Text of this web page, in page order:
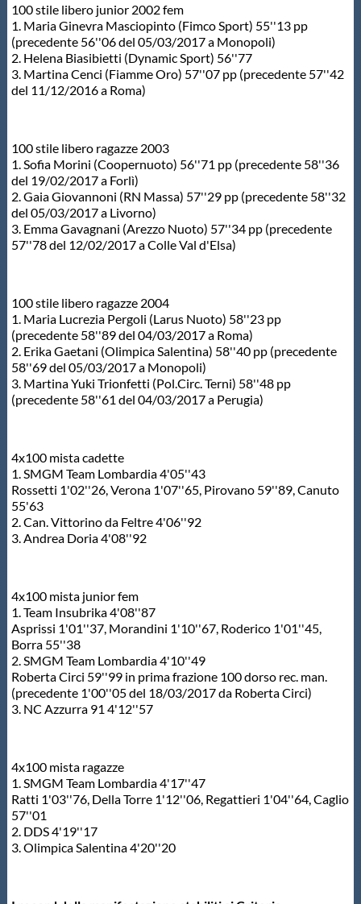
100 stile libero junior 2002 fem
1. Maria Ginevra Masciopinto (Fimco Sport) 55''13 pp
(precedente 56''06 del 05/03/2017 a Monopoli)
2. Helena Biasibietti (Dynamic Sport) 56''77
3. Martina Cenci (Fiamme Oro) 57''07 pp (precedente 57''42
del 11/12/2016 a Roma)
100 stile libero ragazze 2003
1. Sofia Morini (Coopernuoto) 56''71 pp (precedente 58''36
del 19/02/2017 a Forlì)
2. Gaia Giovannoni (RN Massa) 57''29 pp (precedente 58''32
del 05/03/2017 a Livorno)
3. Emma Gavagnani (Arezzo Nuoto) 57''34 pp (precedente
57''78 del 12/02/2017 a Colle Val d'Elsa)
100 stile libero ragazze 2004
1. Maria Lucrezia Pergoli (Larus Nuoto) 58''23 pp
(precedente 58''89 del 04/03/2017 a Roma)
2. Erika Gaetani (Olimpica Salentina) 58''40 pp (precedente
58''69 del 05/03/2017 a Monopoli)
3. Martina Yuki Trionfetti (Pol.Circ. Terni) 58''48 pp
(precedente 58''61 del 04/03/2017 a Perugia)
4x100 mista cadette
1. SMGM Team Lombardia 4'05''43
Rossetti 1'02''26, Verona 1'07''65, Pirovano 59''89, Canuto
55'63
2. Can. Vittorino da Feltre 4'06''92
3. Andrea Doria 4'08''92
4x100 mista junior fem
1. Team Insubrika 4'08''87
Asprissi 1'01''37, Morandini 1'10''67, Roderico 1'01''45,
Borra 55''38
2. SMGM Team Lombardia 4'10''49
Roberta Circi 59''99 in prima frazione 100 dorso rec. man.
(precedente 1'00''05 del 18/03/2017 da Roberta Circi)
3. NC Azzurra 91 4'12''57
4x100 mista ragazze
1. SMGM Team Lombardia 4'17''47
Ratti 1'03''76, Della Torre 1'12''06, Regattieri 1'04''64, Caglio
57''01
2. DDS 4'19''17
3. Olimpica Salentina 4'20''20